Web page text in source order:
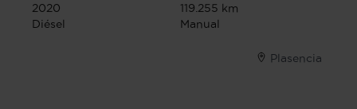
2020
119.255 km
Diésel
Manual
Plasencia